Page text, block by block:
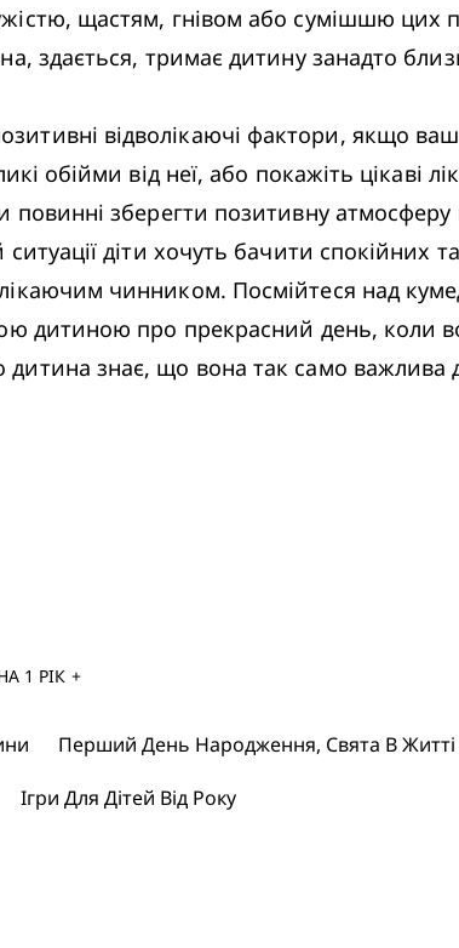
щастям, гнівом або сумішшю цих
здається, тримає дитину занадто
відволікаючі фактори, якщо
обійми від неї, або покажіть цікаві
зберегти позитивну
ситуації діти хочуть бачити
чинником. Посмійтеся над
дитиною про прекрасний день, коли
знає, що вона так само важлива
1 РІК +
Перший День Народження, Свята В
Ігри Для Дітей Від Року